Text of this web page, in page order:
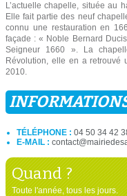
L’actuelle chapelle, située au
Elle fait partie des neuf
connu une restauration en
façade : « Noble Bernard
Seigneur 1660 ». La
Révolution, elle en a retrouvé
2010.
TÉLÉPHONE : 04 50 34 42
E-MAIL :
Quand ?
Toute l'année, tous les jours.